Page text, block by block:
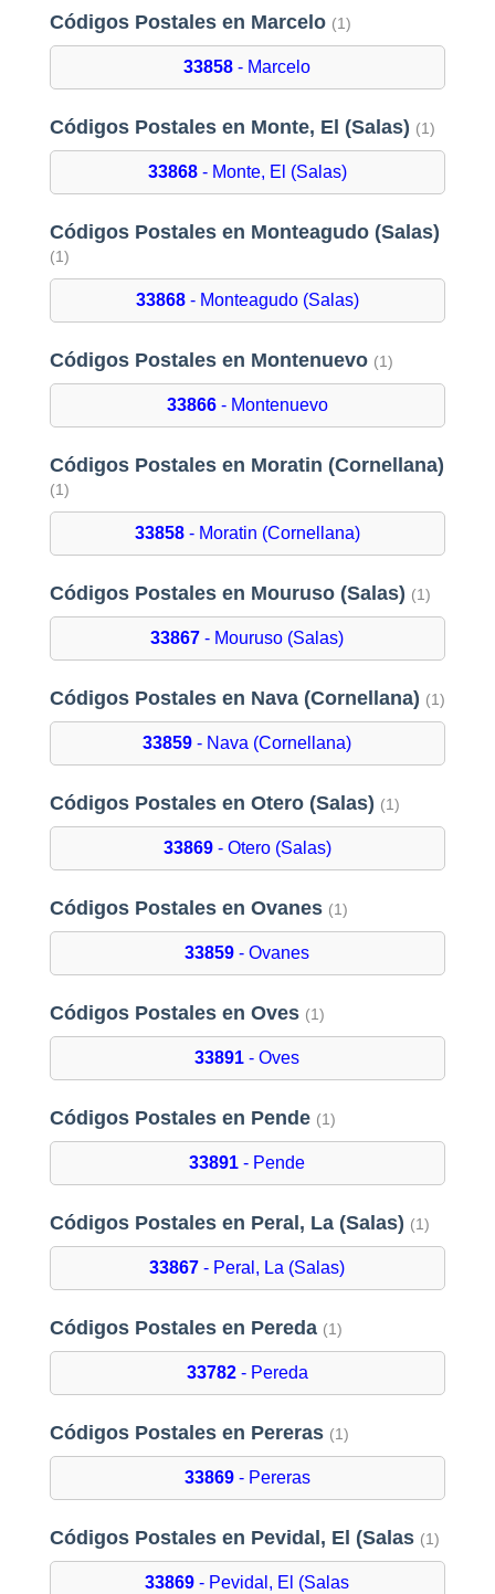
Códigos Postales en Marcelo (1)
33858 - Marcelo
Códigos Postales en Monte, El (Salas) (1)
33868- Monte, El (Salas)
Códigos Postales en Monteagudo (Salas)
(1)
33868- Monteagudo (Salas)
Códigos Postales en Montenuevo (1)
33866- Montenuevo
Códigos Postales en Moratin (Cornellana)
(1)
33858- Moratin (Cornellana)
Códigos Postales en Mouruso (Salas) (1)
33867 - Mouruso (Salas)
Códigos Postales en Nava (Cornellana) (1)
33859 - Nava (Cornellana)
Códigos Postales en Otero (Salas) (1)
33869- Otero (Salas)
Códigos Postales en Ovanes (1)
33859 - Ovanes
Códigos Postales en Oves (1)
33891 - Oves
Códigos Postales en Pende (1)
33891 - Pende
Códigos Postales en Peral, La (Salas) (1)
33867 - Peral, La (Salas)
Códigos Postales en Pereda (1)
33782- Pereda
Códigos Postales en Pereras (1)
33869- Pereras
Códigos Postales en Pevidal, El (Salas (1)
33869 - Pevidal, El (Salas